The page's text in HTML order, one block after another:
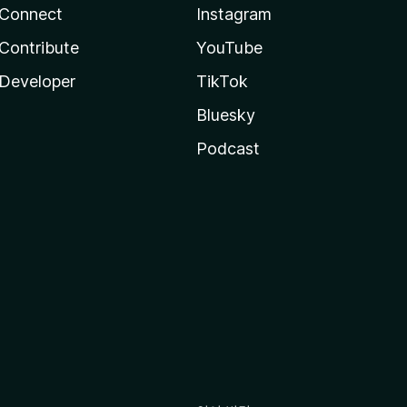
Connect
Contribute
Developer
Instagram
YouTube
TikTok
Bluesky
Podcast